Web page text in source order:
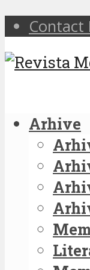
Contact
Arhive